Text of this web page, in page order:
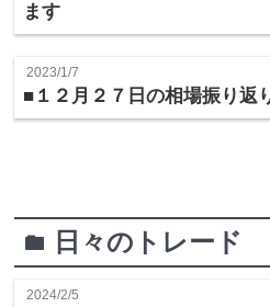
ます
2023/1/7
■ １２月２７日の相場振り返
folder 日々のトレード
2024/2/5